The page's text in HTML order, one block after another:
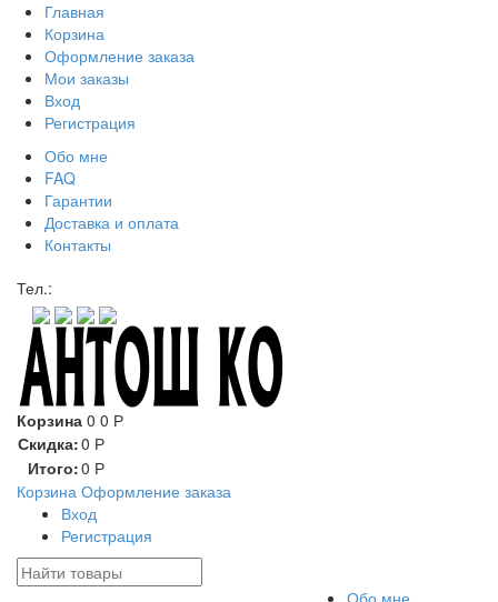
Главная
Корзина
Оформление заказа
Мои заказы
Вход
Регистрация
Обо мне
FAQ
Гарантии
Доставка и оплата
Контакты
Тел.:
Корзина 0 0 Р
Скидка:0 Р
Итого:0 Р
Корзина Оформление заказа
Вход
Регистрация